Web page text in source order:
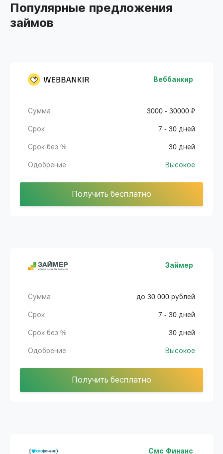
Популярные предложения
займов
Веббанкир
Сумма 3000 - 30000 ₽
Срок 7 - 30 дней
Срок без % 30 дней
Одобрение Высокое
Получить бесплатно
Займер
Сумма до 30 000 рублей
Срок 7 - 30 дней
Срок без % 30 дней
Одобрение Высокое
Получить бесплатно
Смс Финанс